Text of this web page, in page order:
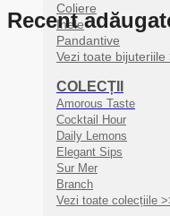
Coliere
Inele
Pandantive
Vezi toate bijuteriile
COLECȚII
Amorous Taste
Cocktail Hour
Daily Lemons
Elegant Sips
Sur Mer
Branch
Vezi toate colecțiile
Recent